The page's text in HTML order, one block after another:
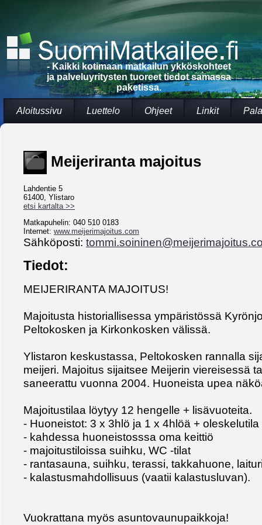
- Kaikki kotimaan matkailun ykköskohteet
ja palveluyritysten tuoreet tiedot samassa
paketissa.
Aloitussivu Luettelo Ohjeet Linkit
Meijeriranta majoitus
Lahdentie 5
61400, Ylistaro
etsi kartalta >>
Matkapuhelin: 040 510 0183
Internet: www.meijerimajoitus.com
Sähköposti:
Tiedot:
MEIJERIRANTA MAJOITUS!
Majoitusta historiallisessa ympäristössä
Peltokosken ja Kirkonkosken välissä.
Ylistaron keskustassa, Peltokosken rannalla
meijeri. Majoitus sijaitsee Meijerin viereisessä
saneerattu vuonna 2004. Huoneista upea
Majoitustilaa löytyy 12 hengelle + lisävuoteita.
- Huoneistot: 3 x 3hlö ja 1 x 4hlöä + oleskelutila
- kahdessa huoneistosssa oma keittiö
- majoitustiloissa suihku, WC -tilat
- rantasauna, suihku, terassi, takkahuone,
- kalastusmahdollisuus (vaatii kalastusluvan).
Vuokrattana myös asuntovaunupaikkoja!